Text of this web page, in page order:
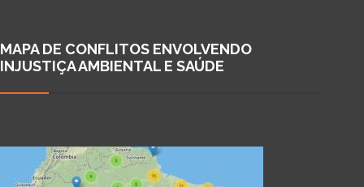
MAPA DE CONFLITOS ENVOLVENDO
INJUSTIÇA AMBIENTAL E SAÚDE